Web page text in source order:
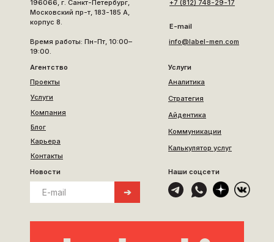
Чебаркульская
птица
Хорошее дело
Бульмени
196066, г. Санкт-Петербург,
Московский пр-т, 183-185 А,
корпус 8.
Время работы: Пн-Пт, 10:00–
19:00.
Агентство
Проекты
Услуги
Компания
Блог
Карьера
Контакты
Услуги
Новости Наши соцсети
Аналитика
Стратегия
Айдентика
Коммуникации
Калькулятор услуг
+7 (812) 748-29-17
E-mail
info@label-men.com
➔